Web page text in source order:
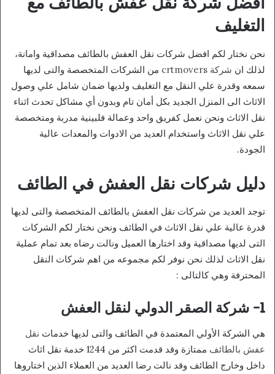
التغليف
نحن نختار لكم افضل شركات نقل العفش بالطائف مصداقية وامانة،
لذلك ان شركة crtmovers
من الشركات المتخصصة والتى لديها
سمعه وقدرة علي النقل مع التغليف ولديها ضمان شامل علي وصول
الاثاث الى المنزل الجديد بكل أمان تام وبدون أي مشاكل تحدث اثناء
نقل الاثاث ونحن نعمل كفريق واحد وعمالة فلبينية مدربة ومتخصصة
علي نقل الاثاث واستخدام العديد من الادوات والمعدات عالية
الجودة.
دليل شركات نقل العفش في الطائف
توجد العديد من شركات نقل العفش بالطائف المتخصصة والتى لديها
قدرة عالية علي نقل الاثاث في الطائف ونحن نختار لكم الشركات
التى لديها مصداقية وقد اختارها العميل ونالت رضاه بعد تمام عملية
نقل الاثاث لذلك نحن نوفر لكم مجموعه من اهم شركات النقل
المحترفة وهي كالتالى :
1- شركة الصقر الدولي لنقل العفش
هي الشركة الأولي المعتمدة في الطائف والتى لديها خدمات نقل
عفش بالطائف
ممتازة وقد قدمت اكثر من 1244 خدمة نقل اثاث
داخل وخارج الطائف وقد نالت رضا العديد من العملاء الذين اختاروها